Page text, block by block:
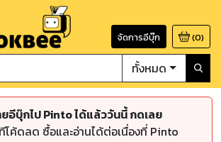
จัดการอีบุ๊ก (0)
ทั้งหมด
ยอีบุ๊กไป Pinto ได้แล้ววันนี้ กดเลย
โค้ดลด ซื้อและอ่านได้ต่อเนื่องที่ Pinto